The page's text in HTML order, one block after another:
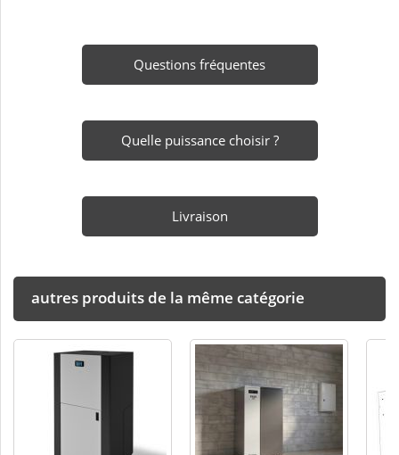
Questions fréquentes
Quelle puissance choisir ?
Livraison
autres produits de la même catégorie